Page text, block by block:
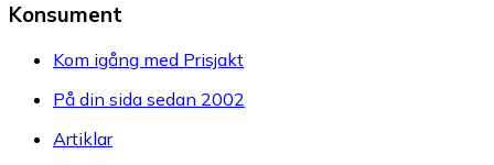
Konsument
Kom igång med Prisjakt
På din sida sedan 2002
Artiklar